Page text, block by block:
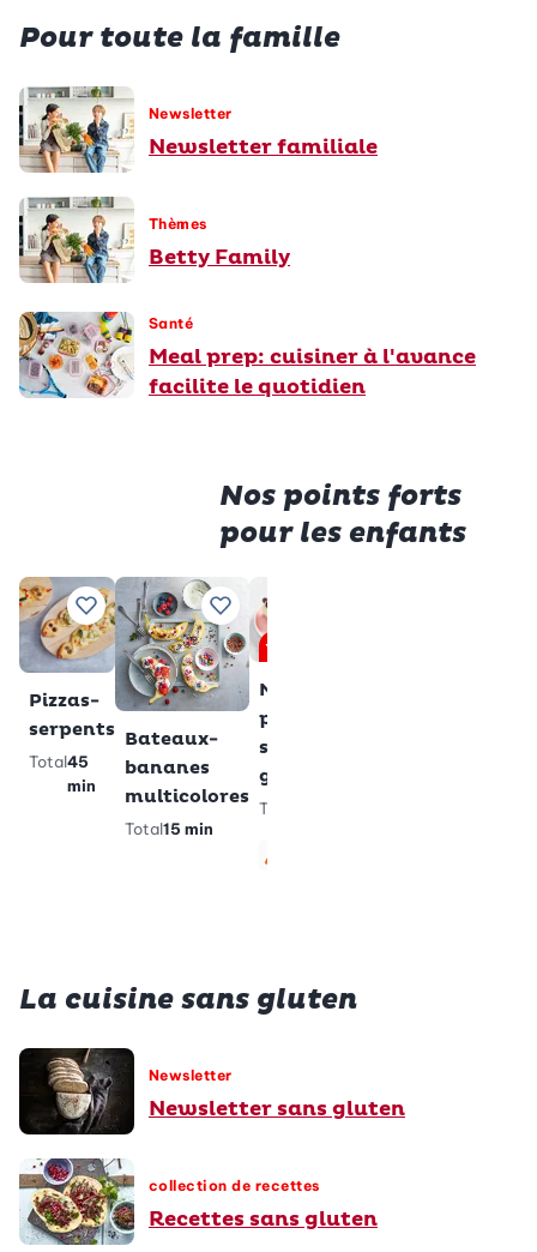
Pour toute la famille
Newsletter
Newsletter familiale
Thèmes
Betty Family
Santé
Meal prep: cuisiner à l'avance
facilite le quotidien
Nos points forts
pour les enfants
Ajouter à vos recettes préférées
Pizzas-
serpents
Total45
min
Ajouter à vos recettes préférées
Bateaux-
bananes
multicolores
Total15 min
Muffins
pandas
sans
gluten
Total
La cuisine sans gluten
Newsletter
Newsletter sans gluten
collection de recettes
Recettes sans gluten